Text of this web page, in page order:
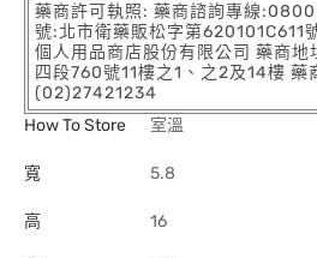
藥商許可執照: 藥商諮詢專線
號:北市衛藥販松字第620101C611
個人用品商店股份有限公司 藥商
四段760號11樓之1、之2及14樓 藥
(02)27421234
How To Store
室溫
寬 5.8
高 16